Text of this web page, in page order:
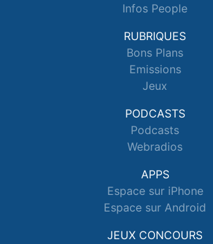
Infos People
RUBRIQUES
Bons Plans
Emissions
Jeux
PODCASTS
Podcasts
Webradios
APPS
Espace sur iPhone
Espace sur Android
JEUX CONCOURS